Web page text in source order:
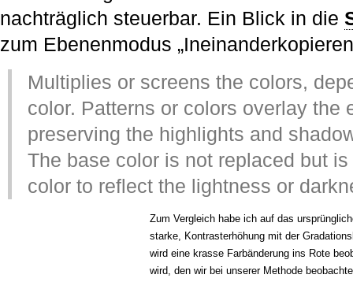
nachträglich steuerbar. Ein Blick in die
zum Ebenenmodus
Multiplies or screens the colors,
color. Patterns or colors overlay the
preserving the highlights and
The base color is not replaced but
color to reflect the lightness or
Zum Vergleich habe ich auf das
starke, Kontrasterhöhung mit der
wird eine krasse Farbänderung ins Rote
wird, den wir bei unserer Methode